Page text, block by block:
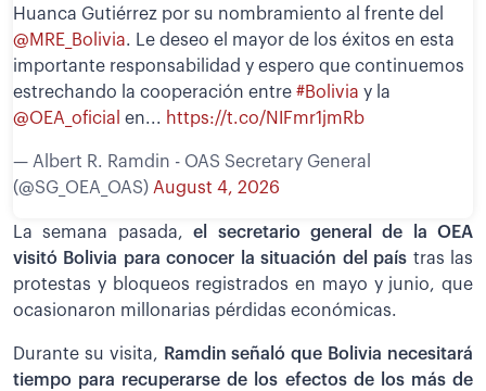
Huanca Gutiérrez por su nombramiento al frente del
@MRE_Bolivia. Le deseo el mayor de los éxitos en esta
importante responsabilidad y espero que continuemos
estrechando la cooperación entre #Bolivia y la
@OEA_oficial en... https://t.co/NIFmr1jmRb
— Albert R. Ramdin - OAS Secretary General
(@SG_OEA_OAS) August 4, 2026
La semana pasada, el secretario general de la OEA
visitó Bolivia para conocer la situación del país tras las
protestas y bloqueos registrados en mayo y junio, que
ocasionaron millonarias pérdidas económicas.
Durante su visita, Ramdin señaló que Bolivia necesitará
tiempo para recuperarse de los efectos de los más de